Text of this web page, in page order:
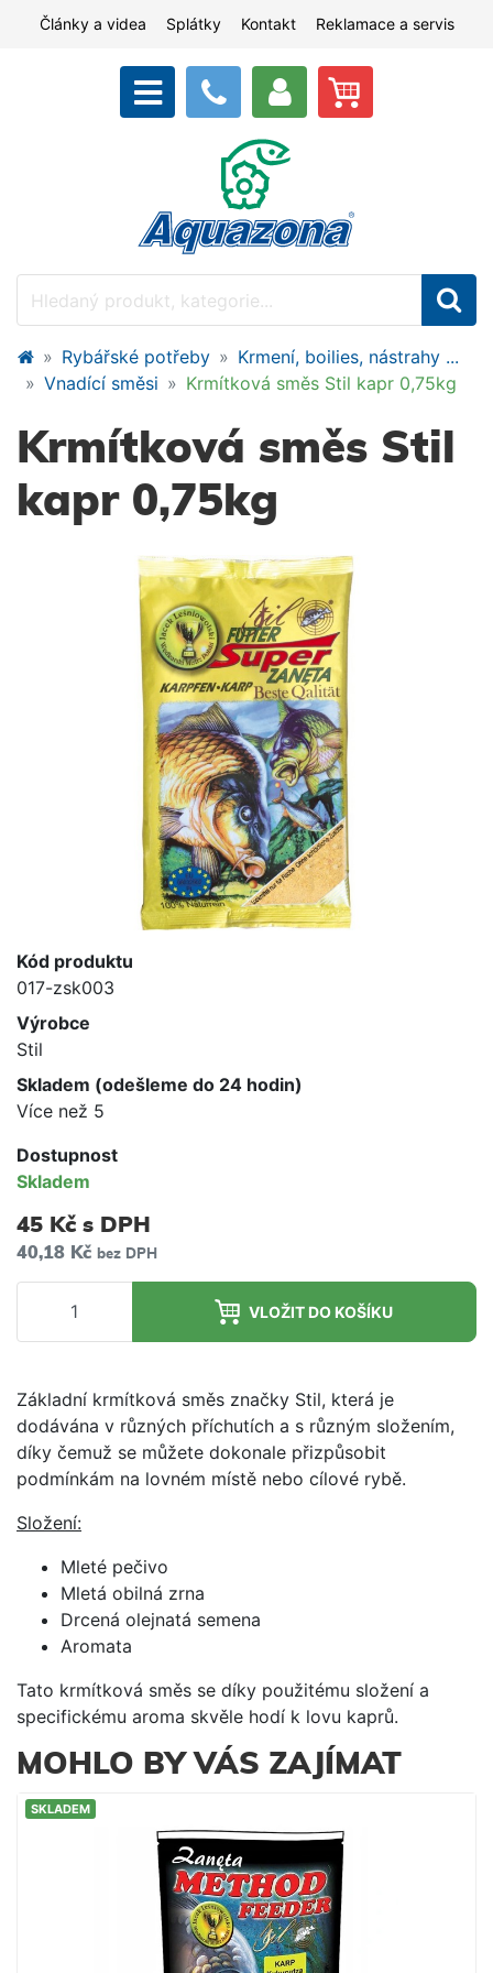
Články a videa Splátky Kontakt Reklamace a servis
Rybářské potřeby
Krmení, boilies, nástrahy ...
Vnadící směsi
Krmítková směs Stil kapr 0,75kg
Krmítková směs Stil
kapr 0,75kg
Kód produktu
017-zsk003
Výrobce
Stil
Skladem (odešleme do 24 hodin)
Více než 5
Dostupnost
Skladem
45 Kč s DPH
40,18 Kč bez DPH
VLOŽIT DO KOŠÍKU
Základní krmítková směs značky Stil, která je
dodávána v různých příchutích a s různým složením,
díky čemuž se můžete dokonale přizpůsobit
podmínkám na lovném místě nebo cílové rybě.
Složení:
Mleté pečivo
Mletá obilná zrna
Drcená olejnatá semena
Aromata
Tato krmítková směs se díky použitému složení a
specifickému aroma skvěle hodí k lovu kaprů.
MOHLO BY VÁS ZAJÍMAT
SKLADEM